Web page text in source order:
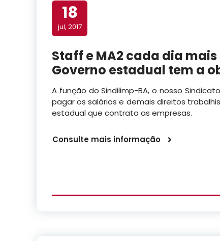
18
jul, 2017
Staff e MA2 cada dia
Governo estadual tem a
A função do Sindilimp-BA, o nosso
pagar os salários e demais direitos
estadual que contrata as empresas.
Consulte mais informação